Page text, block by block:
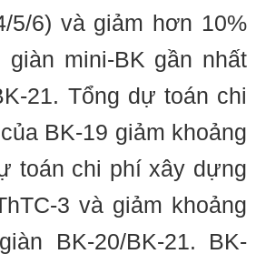
5/6) và giảm hơn 10%
mini-BK gần nhất
21. Tổng dự toán chi
BK-19 giảm khoảng
toán chi phí xây dựng
3 và giảm khoảng
BK-20/BK-21. BK-